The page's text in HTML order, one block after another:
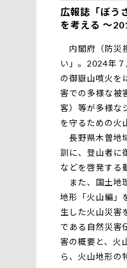
広報誌「ぼ
を考える ～
内閣府（防災
い」。2024年
の御嶽山噴火を
害での多様な被
客）等が多様な
を守るための火
長野県木曽地
訓に、登山者に
などを啓発する
また、国土地
地形「火山編」
生した火山災害
である自然災害
害の概要と、火
ら、火山地形の